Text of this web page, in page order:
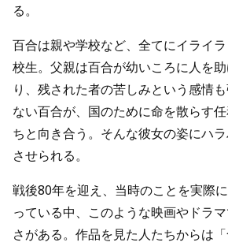
る。
百合は親や学校など、全てにイライ
校生。父親は百合が幼いころに人を
り、残された者の苦しみという感情
ない百合が、国のために命を散らす
ちと向き合う。そんな彼女の姿にハ
させられる。
戦後80年を迎え、当時のことを実際
っている中、このような映画やドラ
さがある。作品を見た人たちからは「